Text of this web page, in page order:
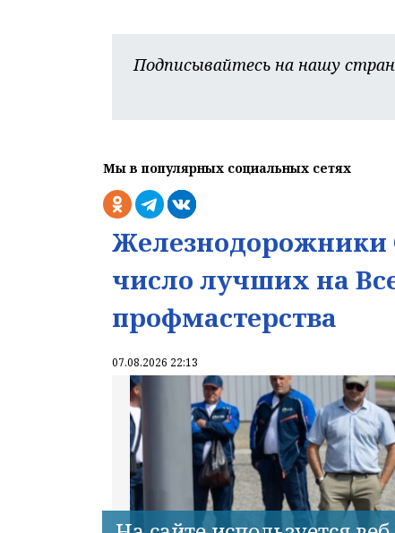
Подписывайтесь на нашу
Мы в популярных социальных сетях
Железнодорожники
число лучших на
профмастерства
07.08.2026 22:13